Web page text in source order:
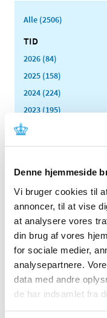
Denne hjemmeside
Vi bruger cookies til
annoncer, til at vise
at analysere vores
din brug af vores
for sociale medier,
analysepartnere.
data med andre
de har indsamlet fra
Alle (2506)
TID
2026 (84)
2025 (158)
2024 (224)
2023 (195)
2022 (197)
2021 (516)
2019 (159)
2018 (150)
2017 (167)
2016 (167)
2015 (33)
2014 (44)
december (3)
november (3)
oktober (1)